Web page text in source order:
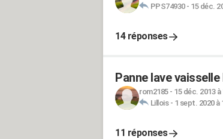
PPS74930- 15 déc.
14 réponses
Panne lave
rom2185- 15 déc. 2013 à
Lillois- 1 sept. 2020 à
11 réponses